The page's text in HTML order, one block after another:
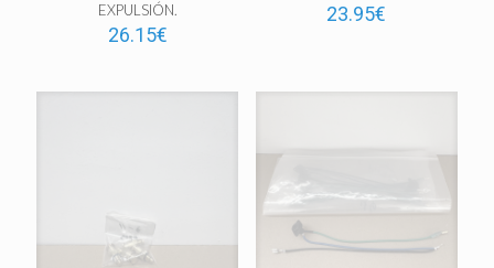
EXPULSIÓN.
26.15€
23.95€